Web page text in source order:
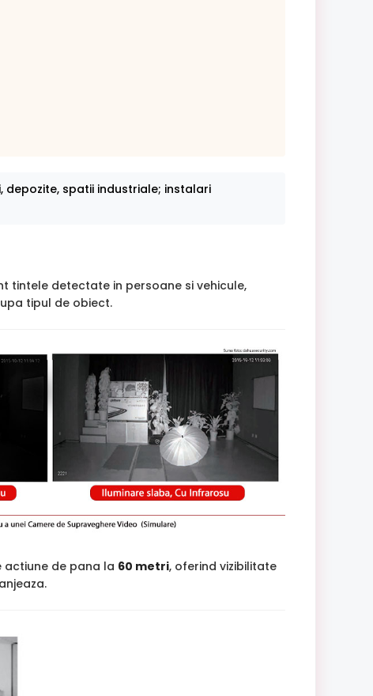
depozite, spatii industriale; instalari
tintele detectate in persoane si vehicule,
tipul de obiect.
actiune de pana la 60 metri, oferind vizibilitate